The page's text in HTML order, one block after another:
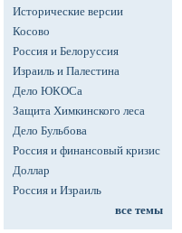
Исторические версии
Косово
Россия и Белоруссия
Израиль и Палестина
Дело ЮКОСа
Защита Химкинского леса
Дело Бульбова
Россия и финансовый кризис
Доллар
Россия и Израиль
все темы